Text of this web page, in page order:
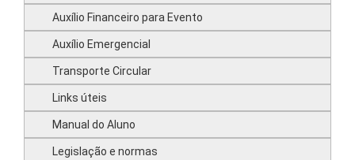
Auxílio Financeiro para Evento
Auxílio Emergencial
Transporte Circular
Links úteis
Manual do Aluno
Legislação e normas